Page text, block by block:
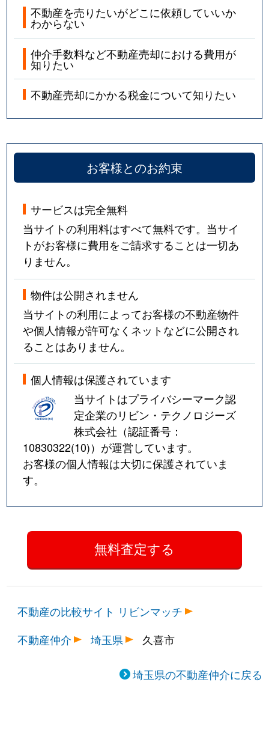
不動産を売りたいがどこに依頼していいか
わからない
仲介手数料など不動産売却における費用が
知りたい
不動産売却にかかる税金について知りたい
お客様とのお約束
サービスは完全無料
当サイトの利用料はすべて無料です。当サイ
トがお客様に費用をご請求することは一切あ
りません。
物件は公開されません
当サイトの利用によってお客様の不動産物件
や個人情報が許可なくネットなどに公開され
ることはありません。
個人情報は保護されています
当サイトはプライバシーマーク認
定企業のリビン・テクノロジーズ
株式会社（認証番号：
10830322(10)）が運営しています。
お客様の個人情報は大切に保護されていま
す。
不動産の比較サイト リビンマッチ
不動産仲介
埼玉県 久喜市
埼玉県の不動産仲介に戻る